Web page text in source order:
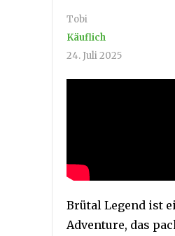
Tobi
Käuflich
24. Juli 2025
Brütal Legend ist
Adventure, das